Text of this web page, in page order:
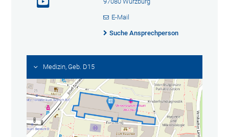
E-Mail
Suche Ansprechperson
Medizin, Geb. D15